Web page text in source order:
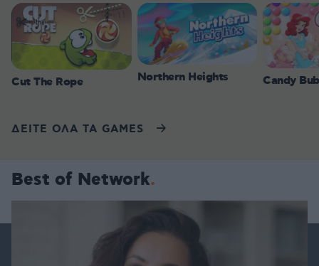
Cut The Rope Northern Heights Candy
ΔΕΙΤΕ ΟΛΑ ΤΑ GAMES
Best of Network